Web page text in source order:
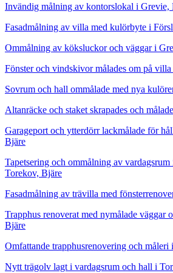
Invändig målning av kontorslokal i Grevie,
Fasadmålning av villa med kulörbyte i
Ommålning av köksluckor och väggar i
Fönster och vindskivor målades om på
Sovrum och hall ommålade med nya
Altanräcke och staket skrapades och
Garageport och ytterdörr lackmålade för
Bjäre
Tapetsering och ommålning av
Torekov, Bjäre
Fasadmålning av trävilla med
Trapphus renoverat med nymålade väggar
Bjäre
Omfattande trapphusrenovering och måleri
Nytt trägolv lagt i vardagsrum och hall i